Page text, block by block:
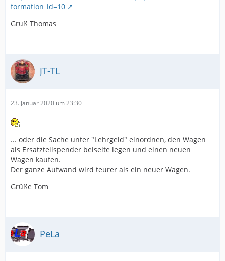
formation_id=10
Gruß Thomas
JT-TL
23. Januar 2020 um 23:30
... oder die Sache unter "Lehrgeld" einordnen, den Wagen
als Ersatzteilspender beiseite legen und einen neuen
Wagen kaufen.
Der ganze Aufwand wird teurer als ein neuer Wagen.
Grüße Tom
PeLa